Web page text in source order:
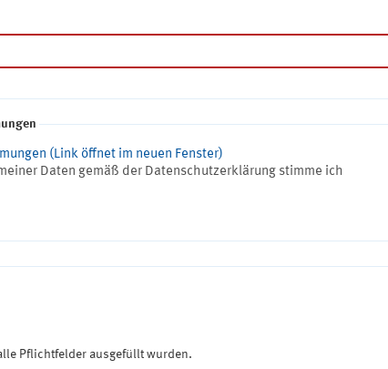
(Link öffnet im neuen Fenster)
Daten gemäß der Datenschutzerklärung stimme ich
Pflichtfelder ausgefüllt wurden.